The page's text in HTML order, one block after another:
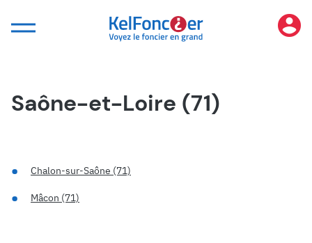
Saône-et-Loire (71)
Chalon-sur-Saône (71)
Mâcon (71)